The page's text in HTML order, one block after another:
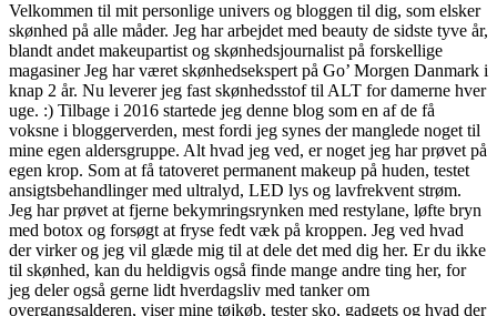
Velkommen til mit personlige univers og bloggen til dig, som elsker
skønhed på alle måder. Jeg har arbejdet med beauty de sidste tyve år,
blandt andet makeupartist og skønhedsjournalist på forskellige
magasiner Jeg har været skønhedsekspert på Go’ Morgen Danmark i
knap 2 år. Nu leverer jeg fast skønhedsstof til ALT for damerne hver
uge. :) Tilbage i 2016 startede jeg denne blog som en af de få
voksne i bloggerverden, mest fordi jeg synes der manglede noget til
mine egen aldersgruppe. Alt hvad jeg ved, er noget jeg har prøvet på
egen krop. Som at få tatoveret permanent makeup på huden, testet
ansigtsbehandlinger med ultralyd, LED lys og lavfrekvent strøm.
Jeg har prøvet at fjerne bekymringsrynken med restylane, løfte bryn
med botox og forsøgt at fryse fedt væk på kroppen. Jeg ved hvad
der virker og jeg vil glæde mig til at dele det med dig her. Er du ikke
til skønhed, kan du heldigvis også finde mange andre ting her, for
jeg deler også gerne lidt hverdagsliv med tanker om
overgangsalderen, viser mine tøjkøb, tester sko, gadgets og hvad der